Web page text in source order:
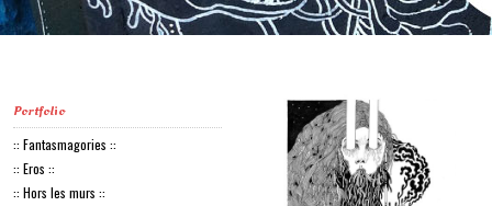
Portfolio
:: Fantasmagories ::
:: Eros ::
:: Hors les murs ::